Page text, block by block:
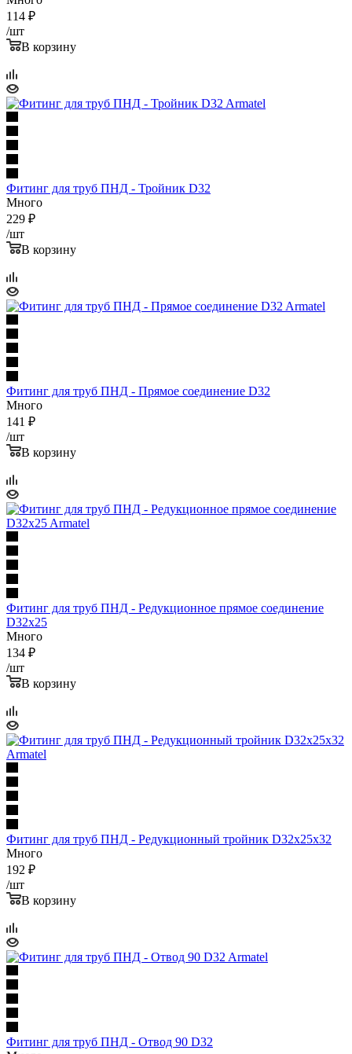
114 ₽
/шт
В корзину
Фитинг для труб ПНД - Тройник D32
Много
229 ₽
/шт
В корзину
Фитинг для труб ПНД - Прямое соединение D32
Много
141 ₽
/шт
В корзину
Фитинг для труб ПНД - Редукционное прямое соединение
D32x25
Много
134 ₽
/шт
В корзину
Фитинг для труб ПНД - Редукционный тройник D32x25x32
Много
192 ₽
/шт
В корзину
Фитинг для труб ПНД - Отвод 90 D32